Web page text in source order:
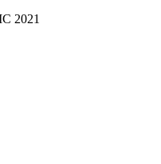
2021